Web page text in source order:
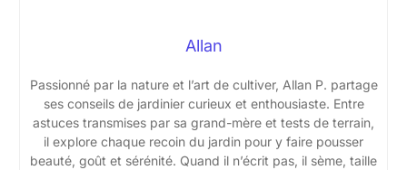
Allan
Passionné par la nature et l’art de cultiver, Allan P. partage
ses conseils de jardinier curieux et enthousiaste. Entre
astuces transmises par sa grand-mère et tests de terrain,
il explore chaque recoin du jardin pour y faire pousser
beauté, goût et sérénité. Quand il n’écrit pas, il sème, taille